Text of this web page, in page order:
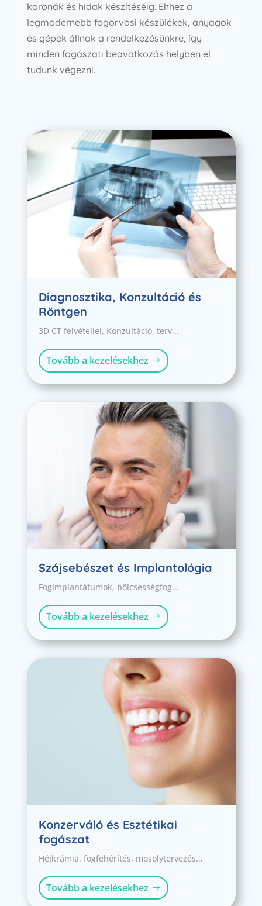
koronák és hidak készítéséig. Ehhez a
legmodernebb fogorvosi készülékek, anyagok
és gépek állnak a rendelkezésünkre, így
minden fogászati beavatkozás helyben el
tudunk végezni.
Diagnosztika, Konzultáció és
Röntgen
3D CT felvétellel, Konzultáció, terv…
Tovább a kezelésekhez
Szájsebészet és Implantológia
Fogimplantátumok, bölcsességfog…
Tovább a kezelésekhez
Konzerváló és Esztétikai
fogászat
Héjkrámia, fogfehérítés, mosolytervezés…
Tovább a kezelésekhez